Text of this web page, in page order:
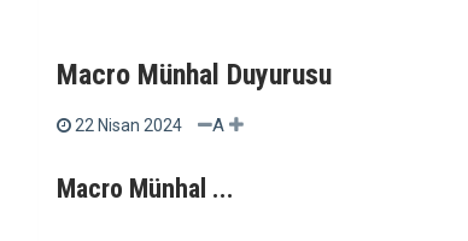
Macro Münhal Duyurusu
22 Nisan 2024 A
Macro Münhal ...